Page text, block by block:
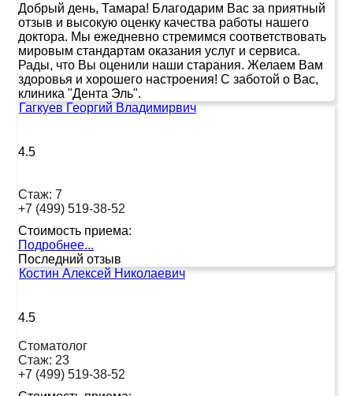
Добрый день, Тамара! Благодарим Вас за приятный
отзыв и высокую оценку качества работы нашего
доктора. Мы ежедневно стремимся соответствовать
мировым стандартам оказания услуг и сервиса.
Рады, что Вы оценили наши старания. Желаем Вам
здоровья и хорошего настроения! С заботой о Вас,
клиника "Дента Эль".
Гагкуев Георгий Владимирвич
4.5
Стаж: 7
+7 (499) 519-38-52
Стоимость приема:
Подробнее...
Последний отзыв
Костин Алексей Николаевич
4.5
Стоматолог
Стаж: 23
+7 (499) 519-38-52